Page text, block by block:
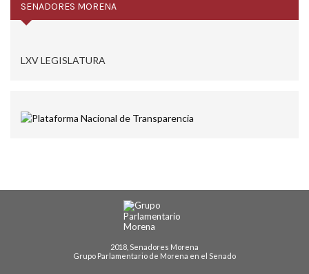
SENADORES MORENA
LXV LEGISLATURA
2018, Senadores Morena
Grupo Parlamentario de Morena en el Senado